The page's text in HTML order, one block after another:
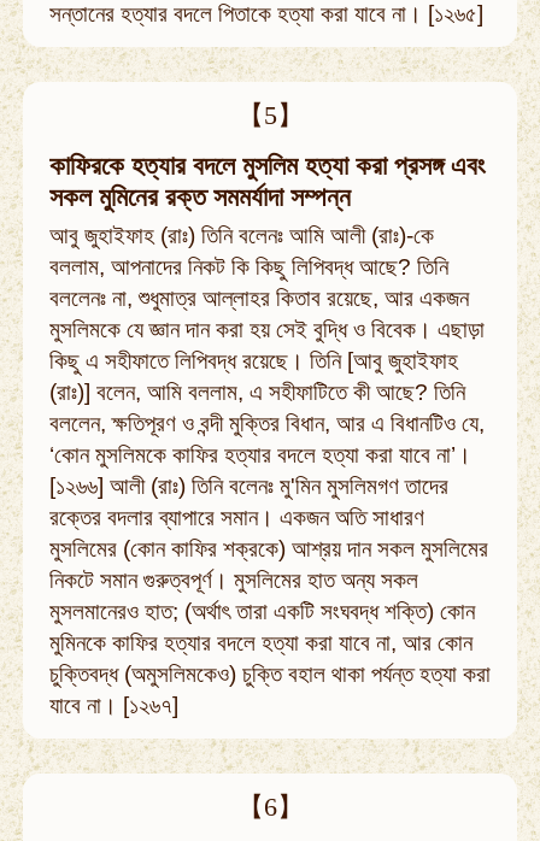
সন্তানের হত্যার বদলে পিতাকে হত্যা করা যাবে না। [১২৬৫]
【5】
কাফিরকে হত্যার বদলে মুসলিম হত্যা করা প্রসঙ্গ এবং
সকল মুমিনের রক্ত সমমর্যাদা সম্পন্ন
আবু জুহাইফাহ (রাঃ) তিনি বলেনঃ আমি আলী (রাঃ)-কে
বললাম, আপনাদের নিকট কি কিছু লিপিবদ্ধ আছে? তিনি
বললেনঃ না, শুধুমাত্র আল্লাহর কিতাব রয়েছে, আর একজন
মুসলিমকে যে জ্ঞান দান করা হয় সেই বুদ্ধি ও বিবেক। এছাড়া
কিছু এ সহীফাতে লিপিবদ্ধ রয়েছে। তিনি [আবু জুহাইফাহ
(রাঃ)] বলেন, আমি বললাম, এ সহীফাটিতে কী আছে? তিনি
বললেন, ক্ষতিপূরণ ও বন্দী মুক্তির বিধান, আর এ বিধানটিও যে,
‘কোন মুসলিমকে কাফির হত্যার বদলে হত্যা করা যাবে না’।
[১২৬৬] আলী (রাঃ) তিনি বলেনঃ মু'মিন মুসলিমগণ তাদের
রক্তের বদলার ব্যাপারে সমান। একজন অতি সাধারণ
মুসলিমের (কোন কাফির শক্রকে) আশ্রয় দান সকল মুসলিমের
নিকটে সমান গুরুত্বপূর্ণ। মুসলিমের হাত অন্য সকল
মুসলমানেরও হাত; (অর্থাৎ তারা একটি সংঘবদ্ধ শক্তি) কোন
মুমিনকে কাফির হত্যার বদলে হত্যা করা যাবে না, আর কোন
চুক্তিবদ্ধ (অমুসলিমকেও) চুক্তি বহাল থাকা পর্যন্ত হত্যা করা
যাবে না। [১২৬৭]
【6】